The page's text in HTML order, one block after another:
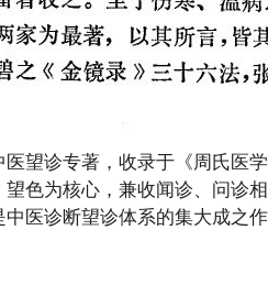
望诊专著，收录于《周氏医
色为核心，兼收闻诊、问诊
医诊断望诊体系的集大成之作